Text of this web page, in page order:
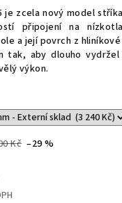
je zcela nový model
připojení na
a její povrch z
tak, aby dlouho
výkon.
Kč –29 %